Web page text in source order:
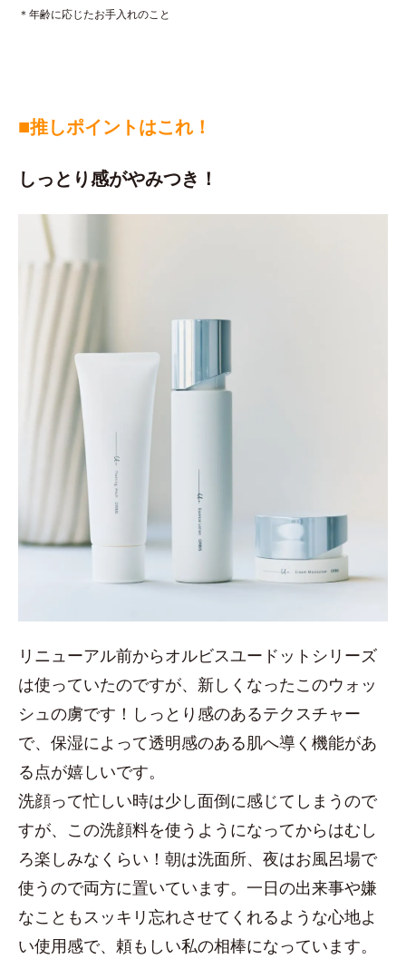
＊年齢に応じたお手入れのこと
■推しポイントはこれ！
しっとり感がやみつき！
リニューアル前からオルビスユードットシリーズ
は使っていたのですが、新しくなったこのウォッ
シュの虜です！しっとり感のあるテクスチャー
で、保湿によって透明感のある肌へ導く機能があ
る点が嬉しいです。
洗顔って忙しい時は少し面倒に感じてしまうので
すが、この洗顔料を使うようになってからはむし
ろ楽しみなくらい！朝は洗面所、夜はお風呂場で
使うので両方に置いています。一日の出来事や嫌
なこともスッキリ忘れさせてくれるような心地よ
い使用感で、頼もしい私の相棒になっています。